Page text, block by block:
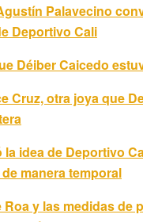
Palavecino
Deportivo Cali
Déiber Caicedo
Cruz, otra joya que
idea de Deportivo
manera temporal
Roa y las medidas de